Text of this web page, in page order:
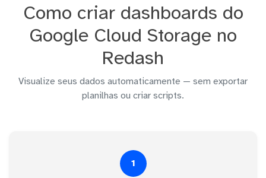
Como criar dashboards do
Google Cloud Storage no
Redash
Visualize seus dados automaticamente — sem exportar
planilhas ou criar scripts.
1